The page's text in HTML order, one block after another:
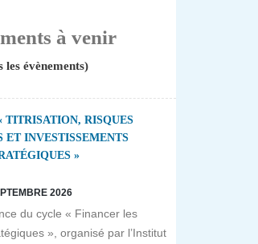
à venir
les évènements)
TITRISATION, RISQUES
ET INVESTISSEMENTS
»
2026
du cycle « Financer les
», organisé par l’Institut